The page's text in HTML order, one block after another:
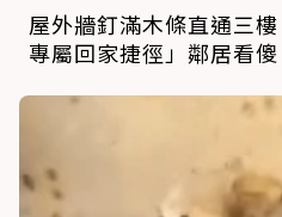
屋外牆釘滿木條直通三
專屬回家捷徑」鄰居看傻